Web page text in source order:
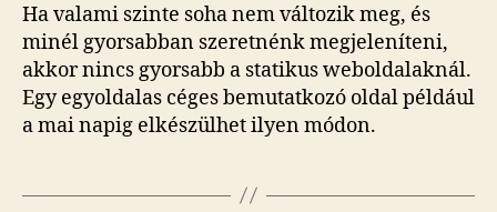
Ha valami szinte soha nem változik meg, és
minél gyorsabban szeretnénk megjeleníteni,
akkor nincs gyorsabb a statikus weboldalaknál.
Egy egyoldalas céges bemutatkozó oldal például
a mai napig elkészülhet ilyen módon.